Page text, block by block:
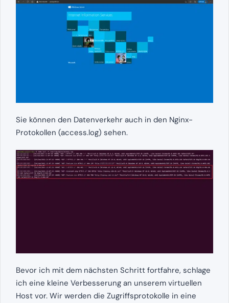
Sie können den Datenverkehr auch in den Nginx-
Protokollen (access.log) sehen.
Bevor ich mit dem nächsten Schritt fortfahre, schlage
ich eine kleine Verbesserung an unserem virtuellen
Host vor. Wir werden die Zugriffsprotokolle in eine